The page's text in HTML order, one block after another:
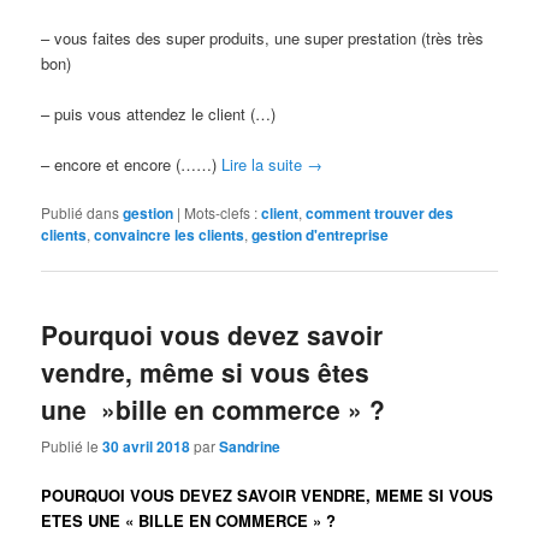
– vous faites des super produits, une super prestation (très très
bon)
– puis vous attendez le client (…)
– encore et encore (……) Lire la suite →
Publié dansgestion | Mots-clefs :client,comment trouver des
clients,convaincre les clients,gestion d'entreprise
Pourquoi vous devez savoir
vendre, même si vous êtes
une »bille en commerce » ?
Publié le30 avril 2018parSandrine
POURQUOI VOUS DEVEZ SAVOIR VENDRE, MEME SI VOUS
ETES UNE « BILLE EN COMMERCE » ?